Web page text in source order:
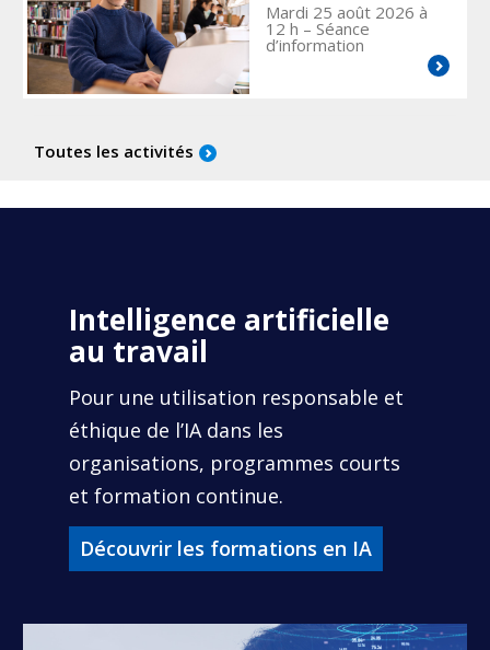
Mardi 25 août 2026 à
12 h – Séance
d’information
Toutes les activités
Intelligence artificielle
au travail
Pour une utilisation responsable et
éthique de l’IA dans les
organisations, programmes courts
et formation continue.
Découvrir les formations en IA